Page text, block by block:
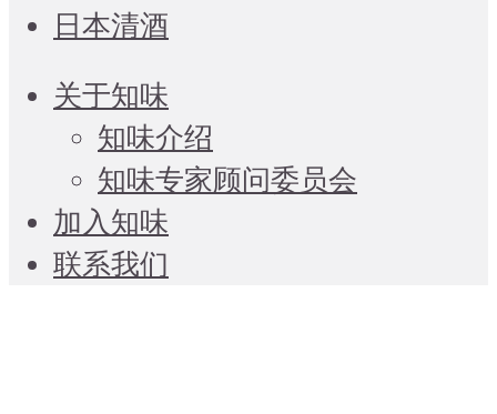
日本清酒
关于知味
知味介绍
知味专家顾问委员会
加入知味
联系我们